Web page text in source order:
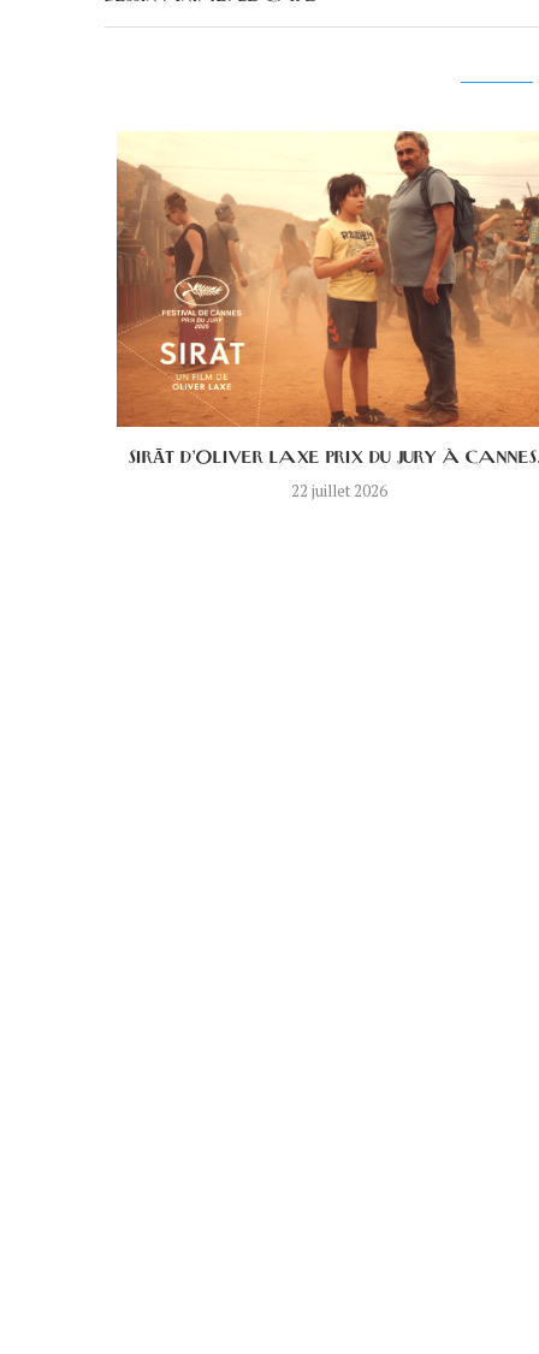
SIRĀT D’OLIVER LAXE PRIX DU JURY À
22 juillet 2026